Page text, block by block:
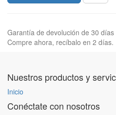
Garantía de devolución de 30 días
Compre ahora, recíbalo en 2 días.
Nuestros productos y
Inicio
Conéctate con nosotros